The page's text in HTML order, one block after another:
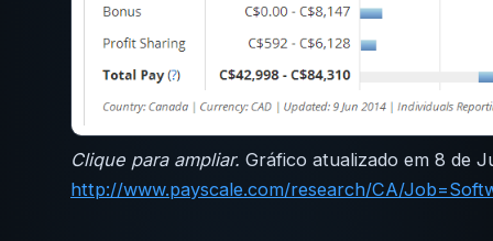
Clique para ampliar. Gráfico atualizado em 8 de
http://www.payscale.com/research/CA/